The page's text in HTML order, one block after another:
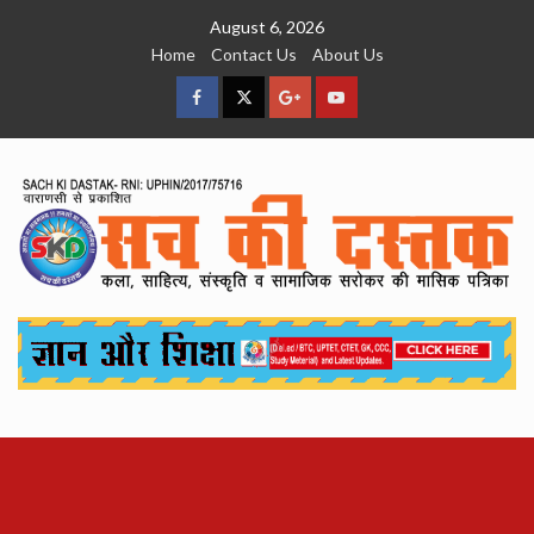
August 6, 2026
Home
Contact Us About Us
facebookTwitterGoogleYouTube